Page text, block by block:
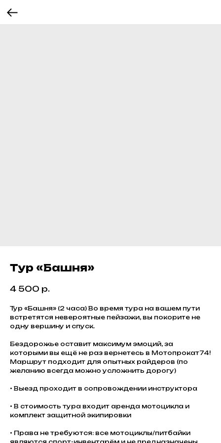
Тур «Башня»
4 500 р.
Тур «Башня» (2 часа) Во время тура на вашем пути
встретятся невероятные пейзажи, вы покорите не
одну вершину и спуск.
Бездорожье оставит максимум эмоций, за
которыми вы ещё не раз вернетесь в Мотопрокат74!
Маршрут подходит для опытных райдеров (по
желанию всегда можно усложнить дорогу)
• Выезд проходит в сопровождении инструктора
• В стоимость тура входит аренда мотоцикла и
комплект защитной экипировки
• Права не требуются: все мотоциклы/питбайки